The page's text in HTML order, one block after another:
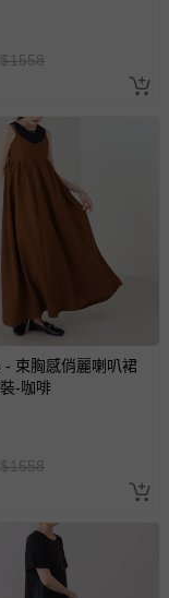
$1558
- 束胸感俏麗喇叭裙
-咖啡
$1558